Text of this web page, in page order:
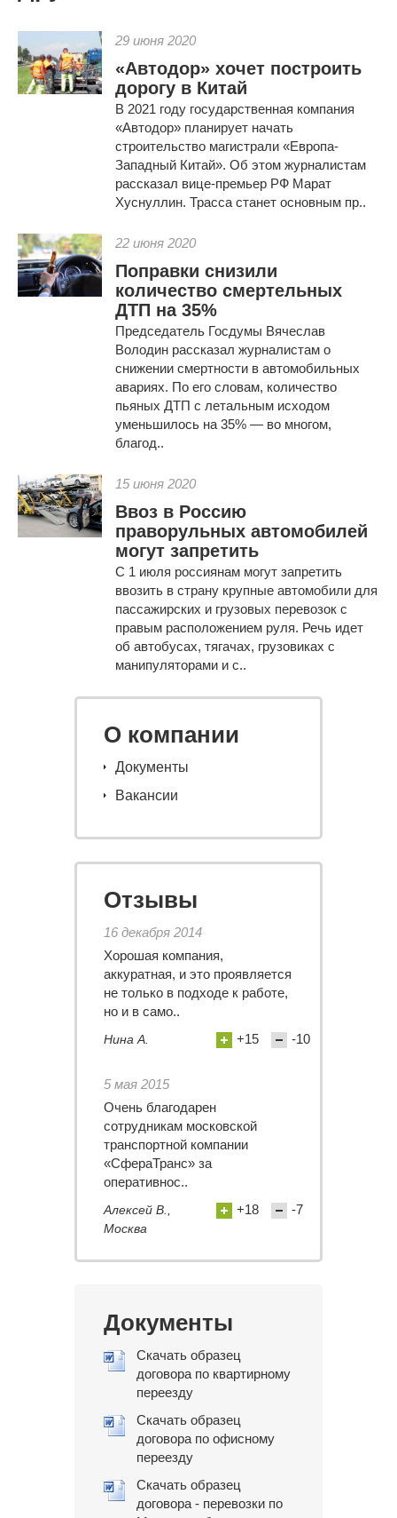
29 июня 2020
«Автодор» хочет построить
дорогу в Китай
В 2021 году государственная компания
«Автодор» планирует начать
строительство магистрали «Европа-
Западный Китай». Об этом журналистам
рассказал вице-премьер РФ Марат
Хуснуллин. Трасса станет основным пр..
22 июня 2020
Поправки снизили
количество смертельных
ДТП на 35%
Председатель Госдумы Вячеслав
Володин рассказал журналистам о
снижении смертности в автомобильных
авариях. По его словам, количество
пьяных ДТП с летальным исходом
уменьшилось на 35% — во многом,
благод..
15 июня 2020
Ввоз в Россию
праворульных автомобилей
могут запретить
С 1 июля россиянам могут запретить
ввозить в страну крупные автомобили для
пассажирских и грузовых перевозок с
правым расположением руля. Речь идет
об автобусах, тягачах, грузовиках с
манипуляторами и с..
О компании
Документы
Вакансии
Отзывы
16 декабря 2014
Хорошая компания,
аккуратная, и это проявляется
не только в подходе к работе,
но и в само..
Нина А. +15 -10
5 мая 2015
Очень благодарен
сотрудникам московской
транспортной компании
«СфераТранс» за
оперативнос..
Алексей В.,
Москва
+18 -7
Документы
Скачать образец
договора по квартирному
переезду
Скачать образец
договора по офисному
переезду
Скачать образец
договора - перевозки по